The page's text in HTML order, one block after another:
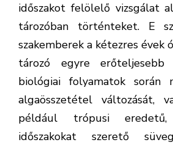
időszakot felölelő vizsgálat
tározóban történteket. E
szakemberek a kétezres évek
tározó egyre erőteljesebb
biológiai folyamatok során
algaösszetétel változását,
például trópusi
időszakokat szerető